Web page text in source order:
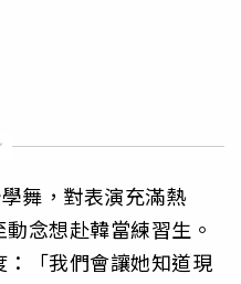
舞，對表演充滿熱
念想赴韓當練習生。
「我們會讓她知道現